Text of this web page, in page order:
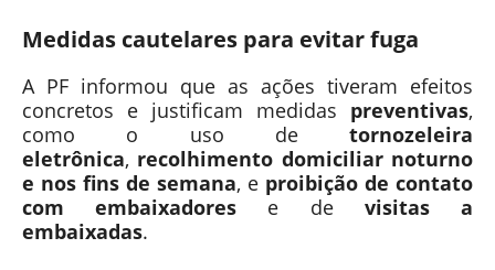
Medidas cautelares para evitar fuga
A PF informou que as ações tiveram efeitos
concretos e justificam medidas preventivas,
como o uso de tornozeleira
eletrônica, recolhimento domiciliar noturno
e nos fins de semana, e proibição de contato
com embaixadores e de visitas a
embaixadas.